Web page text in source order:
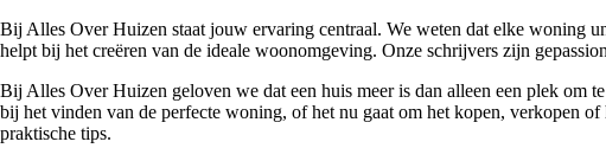
Bij Alles Over Huizen staat jouw ervaring centraal. We weten dat elke woning
helpt bij het creëren van de ideale woonomgeving. Onze schrijvers zijn
Bij Alles Over Huizen geloven we dat een huis meer is dan alleen een plek om
bij het vinden van de perfecte woning, of het nu gaat om het kopen, verkopen
praktische tips.